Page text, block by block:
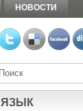
НОВОСТИ
ЯЗЫК